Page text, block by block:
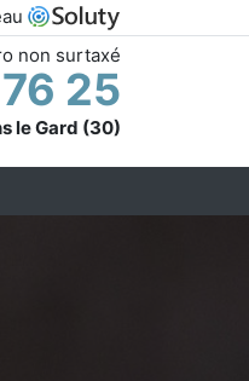
non surtaxé
25
le Gard (30)